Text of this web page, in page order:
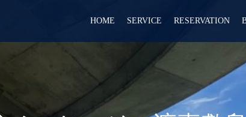
HOME SERVICE RESERVATION